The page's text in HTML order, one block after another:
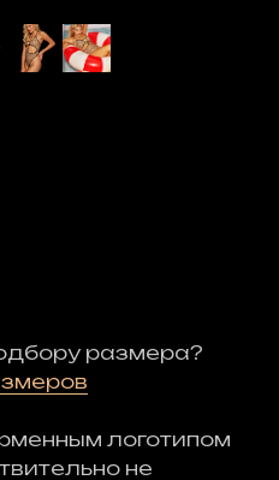
размера?
логотипом
не